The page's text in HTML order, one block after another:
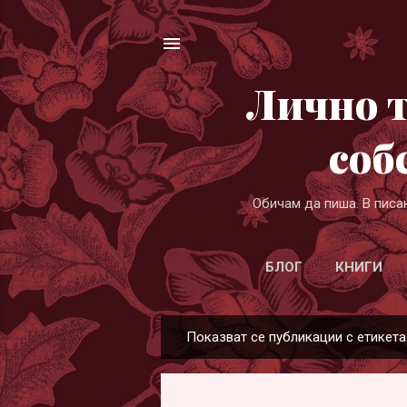
Лично
Обичам да пиша. В
БЛОГ КНИГИ
у
Показват се публикации с етикета